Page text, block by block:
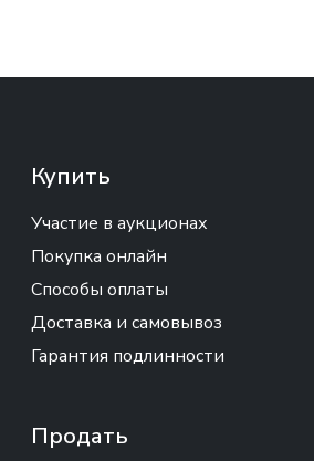
Купить
Участие в аукционах
Покупка онлайн
Способы оплаты
Доставка и самовывоз
Гарантия подлинности
Продать